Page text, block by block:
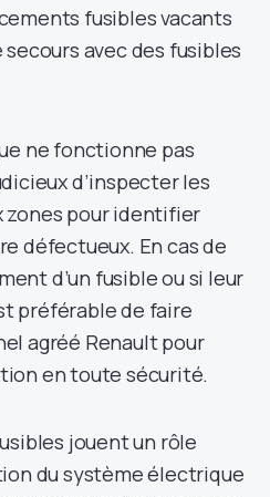
fusibles vacants
avec des fusibles
ne fonctionne pas
d’inspecter les
zones pour identifier
défectueux. En cas de
d’un fusible ou si leur
préférable de faire
agréé Renault pour
en toute sécurité.
jouent un rôle
du système électrique